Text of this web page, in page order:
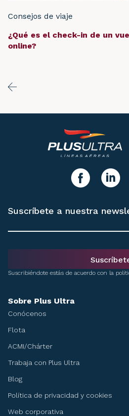
Consejos de viaje
¿Qué es el check-in de un
online?
Sobre Plus Ultra
Conócenos
Flota
ACMI/Chárter
Trabaja con Plus Ultra
Blog
Política de privacidad y cookies
Web corporativa
facebook
Suscríbete a nuestra
Suscribiéndote estás de acuerdo con la